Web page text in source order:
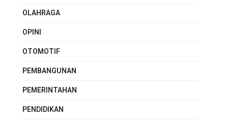
OLAHRAGA
OPINI
OTOMOTIF
PEMBANGUNAN
PEMERINTAHAN
PENDIDIKAN